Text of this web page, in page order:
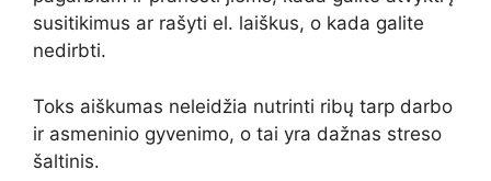
susitikimus ar rašyti el. laiškus, o kada galite
nedirbti.
Toks aiškumas neleidžia nutrinti ribų tarp darbo
ir asmeninio gyvenimo, o tai yra dažnas streso
šaltinis.